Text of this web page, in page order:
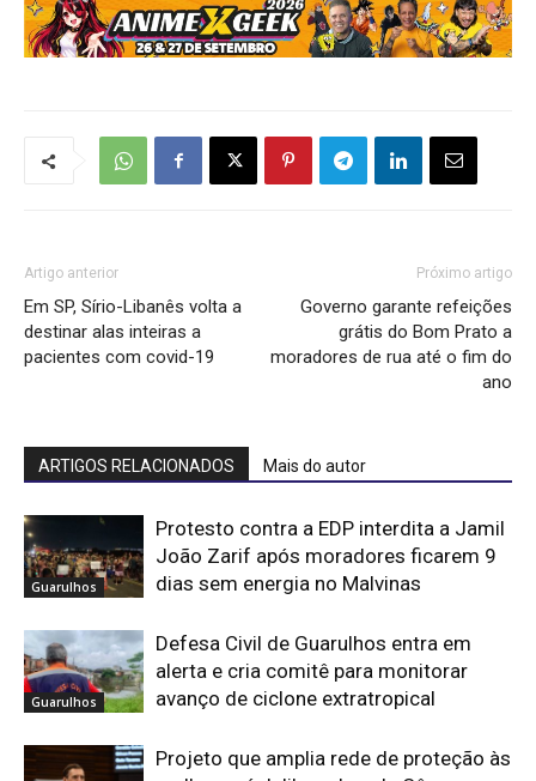
Artigo anterior
Em SP, Sírio-Libanês volta a
destinar alas inteiras a
pacientes com covid-19
Próximo artigo
Governo garante refeições
grátis do Bom Prato a
moradores de rua até o fim do
ano
ARTIGOS RELACIONADOS Mais do autor
Guarulhos
Protesto contra a EDP interdita a Jamil
João Zarif após moradores ficarem 9
dias sem energia no Malvinas
Guarulhos
Defesa Civil de Guarulhos entra em
alerta e cria comitê para monitorar
avanço de ciclone extratropical
Projeto que amplia rede de proteção às